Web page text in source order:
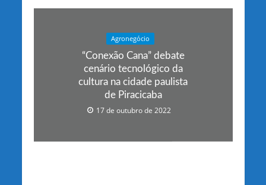
Agronegócio
“Conexão Cana” debate
cenário tecnológico da
cultura na cidade paulista
de Piracicaba
17 de outubro de 2022